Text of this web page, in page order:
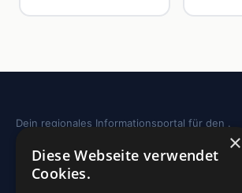
Dein regionales Informationsportal für den .
Sehenswürdigkeiten, Ausflugstipps und
deiner Region.
×
Diese Webseite verwendet
Cookies.